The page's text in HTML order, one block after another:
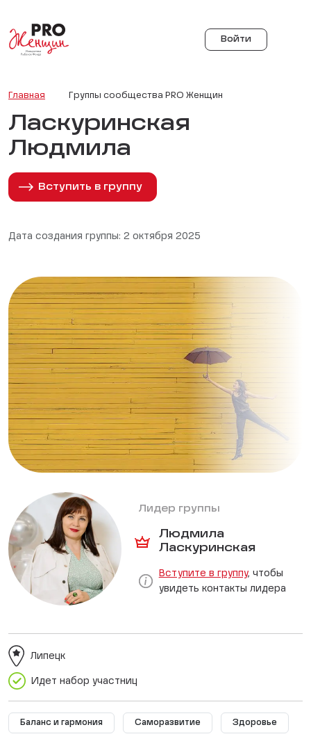
Войти
Главная Группы сообщества PRO Женщин
Ласкуринская
Людмила
Вступить в группу
Дата создания группы: 2 октября 2025
Лидер группы
Людмила
Ласкуринская
Вступите в группу, чтобы
увидеть контакты лидера
Идет набор участниц
Липецк
Баланс и гармония Саморазвитие Здоровье